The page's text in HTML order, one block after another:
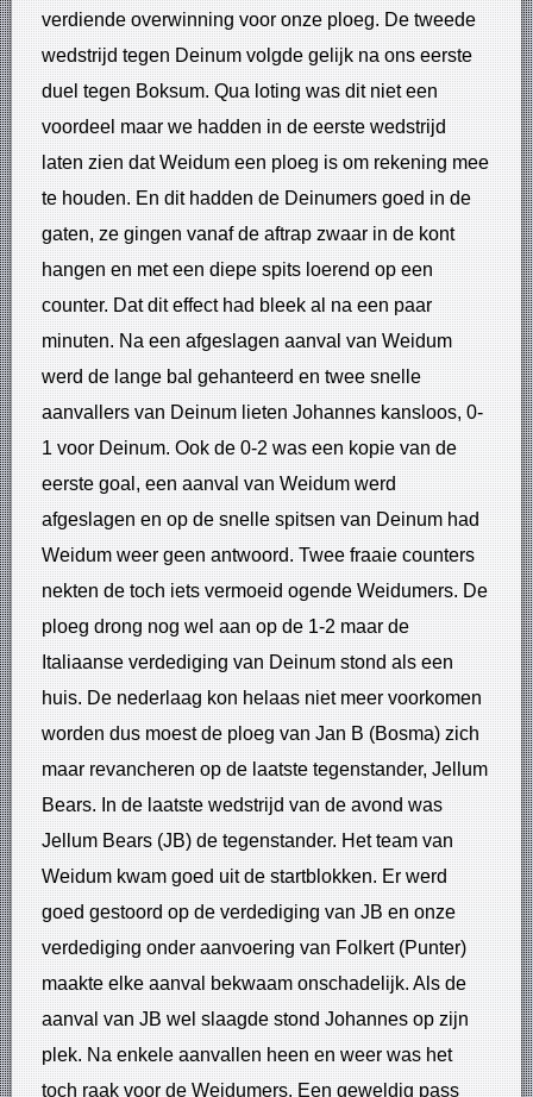
verdiende overwinning voor onze ploeg. De tweede
wedstrijd tegen Deinum volgde gelijk na ons eerste
duel tegen Boksum. Qua loting was dit niet een
voordeel maar we hadden in de eerste wedstrijd
laten zien dat Weidum een ploeg is om rekening mee
te houden. En dit hadden de Deinumers goed in de
gaten, ze gingen vanaf de aftrap zwaar in de kont
hangen en met een diepe spits loerend op een
counter. Dat dit effect had bleek al na een paar
minuten. Na een afgeslagen aanval van Weidum
werd de lange bal gehanteerd en twee snelle
aanvallers van Deinum lieten Johannes kansloos, 0-
1 voor Deinum. Ook de 0-2 was een kopie van de
eerste goal, een aanval van Weidum werd
afgeslagen en op de snelle spitsen van Deinum had
Weidum weer geen antwoord. Twee fraaie counters
nekten de toch iets vermoeid ogende Weidumers. De
ploeg drong nog wel aan op de 1-2 maar de
Italiaanse verdediging van Deinum stond als een
huis. De nederlaag kon helaas niet meer voorkomen
worden dus moest de ploeg van Jan B (Bosma) zich
maar revancheren op de laatste tegenstander, Jellum
Bears. In de laatste wedstrijd van de avond was
Jellum Bears (JB) de tegenstander. Het team van
Weidum kwam goed uit de startblokken. Er werd
goed gestoord op de verdediging van JB en onze
verdediging onder aanvoering van Folkert (Punter)
maakte elke aanval bekwaam onschadelijk. Als de
aanval van JB wel slaagde stond Johannes op zijn
plek. Na enkele aanvallen heen en weer was het
toch raak voor de Weidumers. Een geweldig pass